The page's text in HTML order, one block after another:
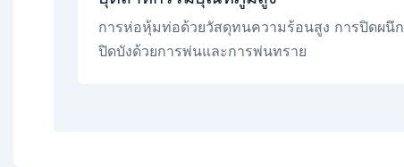
การห่อหุ้มท่อด้วยวัสดุทนความร้อนสูง การปิดผนึ
ปิดบังด้วยการพ่นและการพ่นทราย